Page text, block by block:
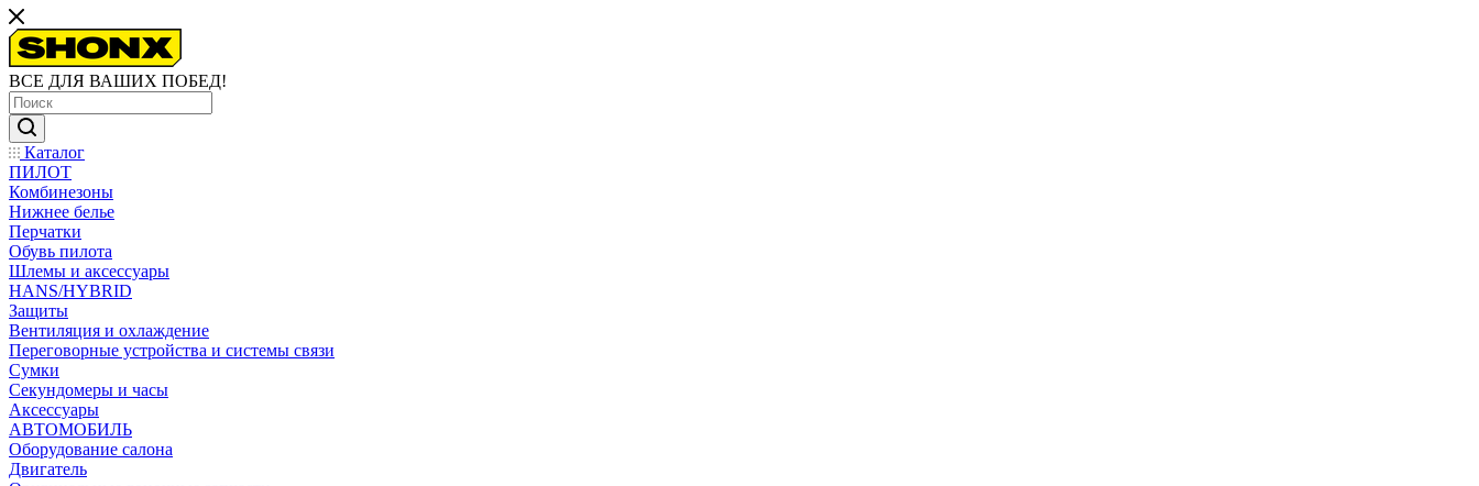
ВСЕ ДЛЯ ВАШИХ ПОБЕД!
Каталог
ПИЛОТ
Комбинезоны
Нижнее белье
Перчатки
Обувь пилота
Шлемы и аксессуары
HANS/HYBRID
Защиты
Вентиляция и охлаждение
Переговорные устройства и системы связи
Сумки
Секундомеры и часы
Аксессуары
АВТОМОБИЛЬ
Оборудование салона
Двигатель